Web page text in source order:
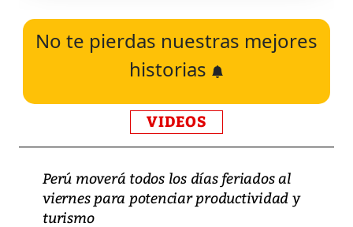
No te pierdas nuestras mejores
historias
VIDEOS
Perú moverá todos los días feriados al
viernes para potenciar productividad y
turismo